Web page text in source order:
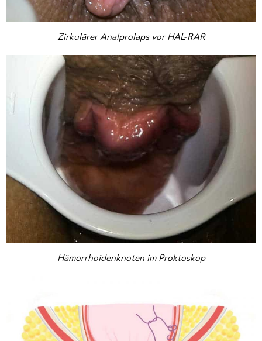
Zirkulärer Analprolaps vor HAL-RAR
Hämorrhoidenknoten im Proktoskop